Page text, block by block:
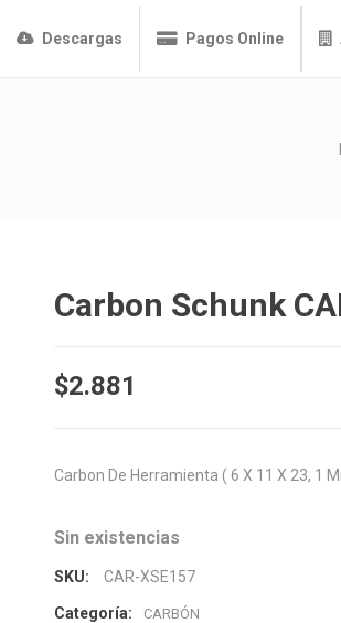
Descargas Pagos Online
Carbon Schunk
$2.881
Carbon De Herramienta ( 6 X 11 X 23, 1
Sin existencias
SKU: CAR-XSE157
Categoría: CARBÓN